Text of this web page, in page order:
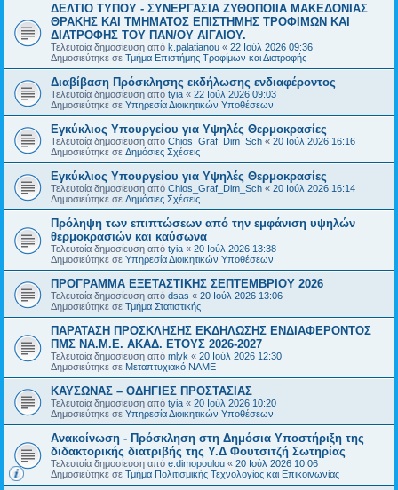
ΔΕΛΤΙΟ ΤΥΠΟΥ - ΣΥΝΕΡΓΑΣΙΑ ΖΥΘΟΠΟΙΙΑ ΜΑΚΕΔΟΝΙΑΣ
ΘΡΑΚΗΣ ΚΑΙ ΤΜΗΜΑΤΟΣ ΕΠΙΣΤΗΜΗΣ ΤΡΟΦΙΜΩΝ ΚΑΙ
ΔΙΑΤΡΟΦΗΣ ΤΟΥ ΠΑΝ/ΟΥ ΑΙΓΑΙΟΥ.
Τελευταία δημοσίευση από k.palatianou « 22 Ιούλ 2026 09:36
Δημοσιεύτηκε σε Τμήμα Επιστήμης Τροφίμων και Διατροφής
Διαβίβαση Πρόσκλησης εκδήλωσης ενδιαφέροντος
Τελευταία δημοσίευση από tyia « 22 Ιούλ 2026 09:03
Δημοσιεύτηκε σε Υπηρεσία Διοικητικών Υποθέσεων
Εγκύκλιος Υπουργείου για Υψηλές Θερμοκρασίες
Τελευταία δημοσίευση από Chios_Graf_Dim_Sch « 20 Ιούλ 2026 16:16
Δημοσιεύτηκε σε Δημόσιες Σχέσεις
Εγκύκλιος Υπουργείου για Υψηλές Θερμοκρασίες
Τελευταία δημοσίευση από Chios_Graf_Dim_Sch « 20 Ιούλ 2026 16:14
Δημοσιεύτηκε σε Δημόσιες Σχέσεις
Πρόληψη των επιπτώσεων από την εμφάνιση υψηλών
θερμοκρασιών και καύσωνα
Τελευταία δημοσίευση από tyia « 20 Ιούλ 2026 13:38
Δημοσιεύτηκε σε Υπηρεσία Διοικητικών Υποθέσεων
ΠΡΟΓΡΑΜΜΑ ΕΞΕΤΑΣΤΙΚΗΣ ΣΕΠΤΕΜΒΡΙΟΥ 2026
Τελευταία δημοσίευση από dsas « 20 Ιούλ 2026 13:06
Δημοσιεύτηκε σε Τμήμα Στατιστικής
ΠΑΡΑΤΑΣΗ ΠΡΟΣΚΛΗΣΗΣ ΕΚΔΗΛΩΣΗΣ ΕΝΔΙΑΦΕΡΟΝΤΟΣ
ΠΜΣ ΝΑ.Μ.Ε. ΑΚΑΔ. ΕΤΟΥΣ 2026-2027
Τελευταία δημοσίευση από mlyk « 20 Ιούλ 2026 12:30
Δημοσιεύτηκε σε Μεταπτυχιακό ΝΑΜΕ
ΚΑΥΣΩΝΑΣ – ΟΔΗΓΙΕΣ ΠΡΟΣΤΑΣΙΑΣ
Τελευταία δημοσίευση από tyia « 20 Ιούλ 2026 10:20
Δημοσιεύτηκε σε Υπηρεσία Διοικητικών Υποθέσεων
Ανακοίνωση - Πρόσκληση στη Δημόσια Υποστήριξη της
διδακτορικής διατριβής της Υ.Δ Φουτσιτζή Σωτηρίας
Τελευταία δημοσίευση από e.dimopoulou « 20 Ιούλ 2026 10:06
Δημοσιεύτηκε σε Τμήμα Πολιτισμικής Τεχνολογίας και Επικοινωνίας